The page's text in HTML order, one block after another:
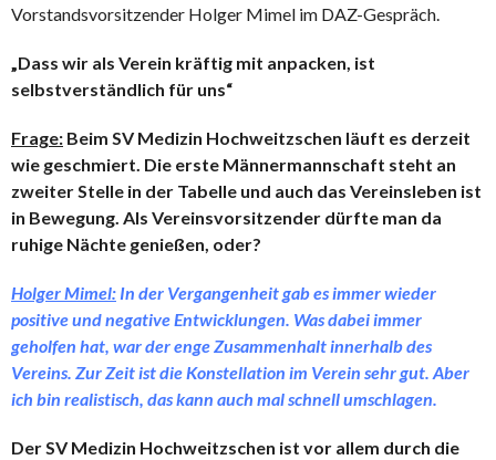
Vorstandsvorsitzender Holger Mimel im DAZ-Gespräch.
„Dass wir als Verein kräftig mit anpacken, ist
selbstverständlich für uns“
Frage: Beim SV Medizin Hochweitzschen läuft es derzeit
wie geschmiert. Die erste Männermannschaft steht an
zweiter Stelle in der Tabelle und auch das Vereinsleben ist
in Bewegung. Als Vereinsvorsitzender dürfte man da
ruhige Nächte genießen, oder?
Holger Mimel: In der Vergangenheit gab es immer wieder
positive und negative Entwicklungen. Was dabei immer
geholfen hat, war der enge Zusammenhalt innerhalb des
Vereins. Zur Zeit ist die Konstellation im Verein sehr gut. Aber
ich bin realistisch, das kann auch mal schnell umschlagen.
Der SV Medizin Hochweitzschen ist vor allem durch die